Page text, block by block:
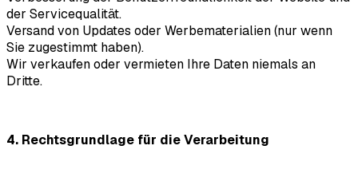
der Servicequalität.
Versand von Updates oder Werbematerialien (nur wenn
Sie zugestimmt haben).
Wir verkaufen oder vermieten Ihre Daten niemals an
Dritte.
4. Rechtsgrundlage für die Verarbeitung